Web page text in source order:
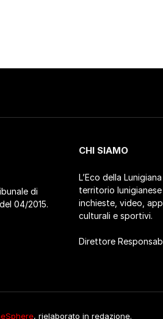
di
04/2015.
CHI SIAMO
L’Eco della
territorio
inchieste, video,
culturali e sportivi.
Direttore
, rielaborato in redazione.